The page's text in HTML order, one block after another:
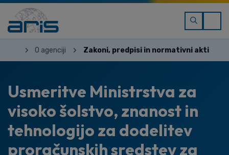
O agenciji Zakoni, predpisi in normativni akti
Usmeritve Ministrstva za
visoko šolstvo, znanost in
tehnologijo za dodelitev
proračunskih sredstev za